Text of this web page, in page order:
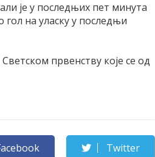
је у последњих пет минута
гол на уласку у последњи
првенству које се од
Twitter